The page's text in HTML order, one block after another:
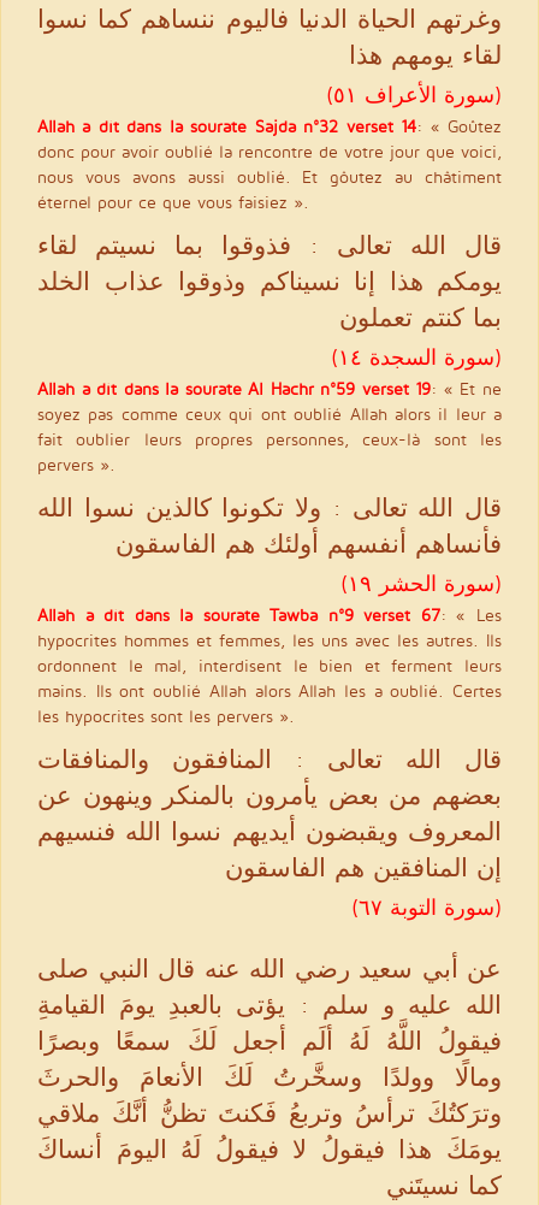
وغرتهم الحياة الدنيا فاليوم ننساهم كما نسوا
لقاء يومهم هذا
(سورة الأعراف ٥١)
Allah a dit dans la sourate Sajda n°32 verset 14: « Goûtez
donc pour avoir oublié la rencontre de votre jour que voici,
nous vous avons aussi oublié. Et gôutez au châtiment
éternel pour ce que vous faisiez ».
قال الله تعالى : فذوقوا بما نسيتم لقاء
يومكم هذا إنا نسيناكم وذوقوا عذاب الخلد
بما كنتم تعملون
(سورة السجدة ١٤)
Allah a dit dans la sourate Al Hachr n°59 verset 19: « Et ne
soyez pas comme ceux qui ont oublié Allah alors il leur a
fait oublier leurs propres personnes, ceux-là sont les
pervers ».
قال الله تعالى : ولا تكونوا كالذين نسوا الله
فأنساهم أنفسهم أولئك هم الفاسقون
(سورة الحشر ١٩)
Allah a dit dans la sourate Tawba n°9 verset 67: « Les
hypocrites hommes et femmes, les uns avec les autres. Ils
ordonnent le mal, interdisent le bien et ferment leurs
mains. Ils ont oublié Allah alors Allah les a oublié. Certes
les hypocrites sont les pervers ».
قال الله تعالى : المنافقون والمنافقات
بعضهم من بعض يأمرون بالمنكر وينهون عن
المعروف ويقبضون أيديهم نسوا الله فنسيهم
إن المنافقين هم الفاسقون
(سورة التوبة ٦٧)
عن أبي سعيد رضي الله عنه قال النبي صلى
الله عليه و سلم : يؤتى بالعبدِ يومَ القيامةِ
فيقولُ اللَّهُ لَهُ ألَم أجعل لَكَ سمعًا وبصرًا
ومالًا وولدًا وسخَّرتُ لَكَ الأنعامَ والحرثَ
وترَكتُكَ ترأسُ وتربعُ فَكنتَ تظنُّ أنَّكَ ملاقي
يومَكَ هذا فيقولُ لا فيقولُ لَهُ اليومَ أنساكَ
كما نسيتَني